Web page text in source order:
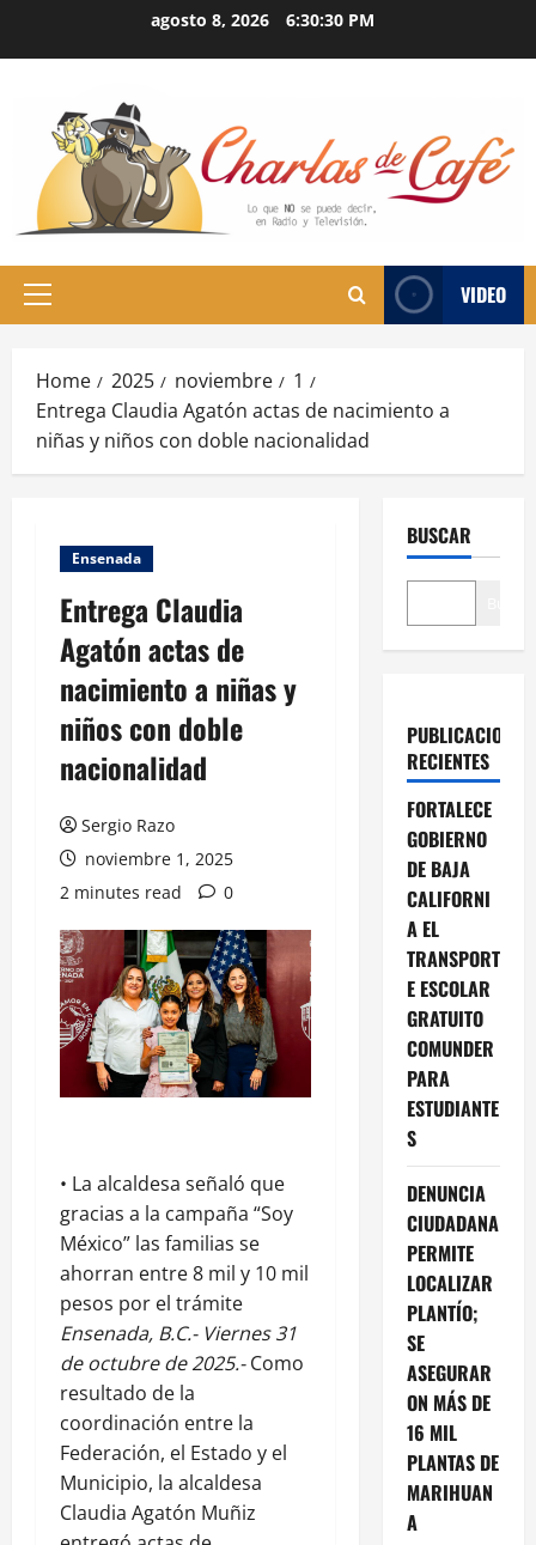
agosto 8, 2026 6:30:31 PM
Primary
VIDEO
Home 2025 noviembre
1
Entrega Claudia Agatón actas de nacimiento a
niñas y niños con doble nacionalidad
Ensenada
Entrega Claudia
Agatón actas de
nacimiento a niñas y
niños con doble
nacionalidad
Sergio Razo
noviembre 1, 2025
2 minutes read
0
• La alcaldesa señaló que
gracias a la campaña “Soy
México” las familias se
ahorran entre 8 mil y 10 mil
pesos por el trámite
Ensenada, B.C.- Viernes 31
de octubre de 2025.-Como
resultado de la
coordinación entre la
Federación, el Estado y el
Municipio, la alcaldesa
Claudia Agatón Muñiz
BUSCAR
PUBLICACIONES
RECIENTES
FORTALECE
GOBIERNO
DE BAJA
CALIFORNI
A EL
TRANSPORT
E ESCOLAR
GRATUITO
COMUNDER
PARA
ESTUDIANTE
S
DENUNCIA
CIUDADANA
PERMITE
LOCALIZAR
PLANTÍO;
SE
ASEGURAR
ON MÁS DE
16 MIL
PLANTAS DE
MARIHUAN
A